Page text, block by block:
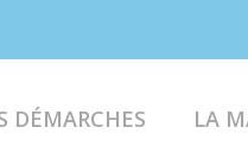
DÉMARCHES LA